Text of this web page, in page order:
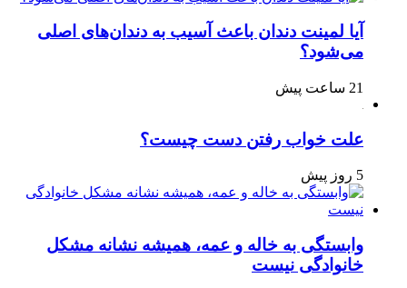
آیا لمینت دندان باعث آسیب به دندان‌های اصلی
می‌شود؟
21 ساعت پیش
علت خواب رفتن دست چیست؟
5 روز پیش
وابستگی به خاله و عمه، همیشه نشانه مشکل
خانوادگی نیست